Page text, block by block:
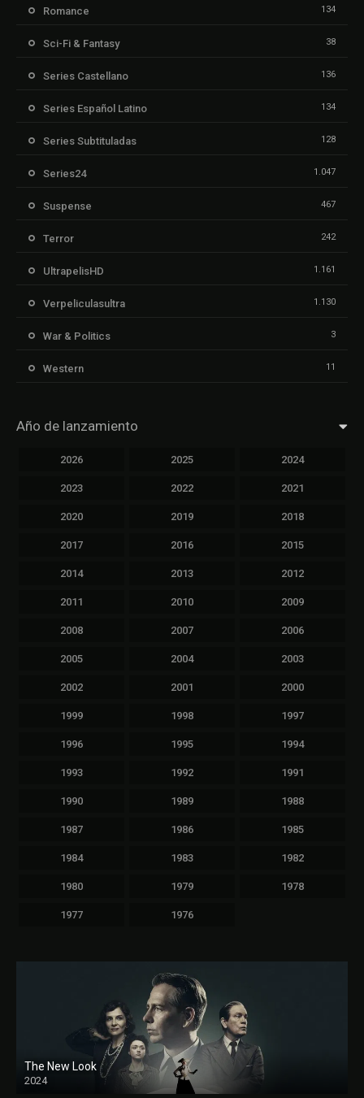
Romance 134
Sci-Fi & Fantasy 38
Series Castellano 136
Series Español Latino 134
Series Subtituladas 128
Series24 1.047
Suspense 467
Terror 242
UltrapelisHD 1.161
Verpeliculasultra 1.130
War & Politics 3
Western 11
Año de lanzamiento
2026 2025 2024
2023 2022 2021
2020 2019 2018
2017 2016 2015
2014 2013 2012
2011 2010 2009
2008 2007 2006
2005 2004 2003
2002 2001 2000
1999 1998 1997
1996 1995 1994
1993 1992 1991
1990 1989 1988
1987 1986 1985
1984 1983 1982
1980 1979 1978
1977 1976
The New Look
2024